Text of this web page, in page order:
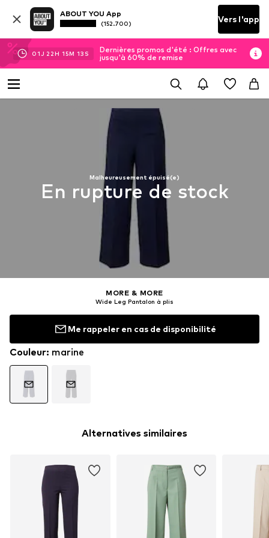
ABOUT YOU App
(152.700) Vers l'app
01J 22H 15M 13 S
Dernières promos d'été : Offres avec
jusqu'à 60% de remise
Malheureusement épuisé(e)
En rupture de stock
MORE & MORE
Wide Leg Pantalon à plis
Me rappeler en cas de disponibilité
Couleur: marine
Alternatives similaires